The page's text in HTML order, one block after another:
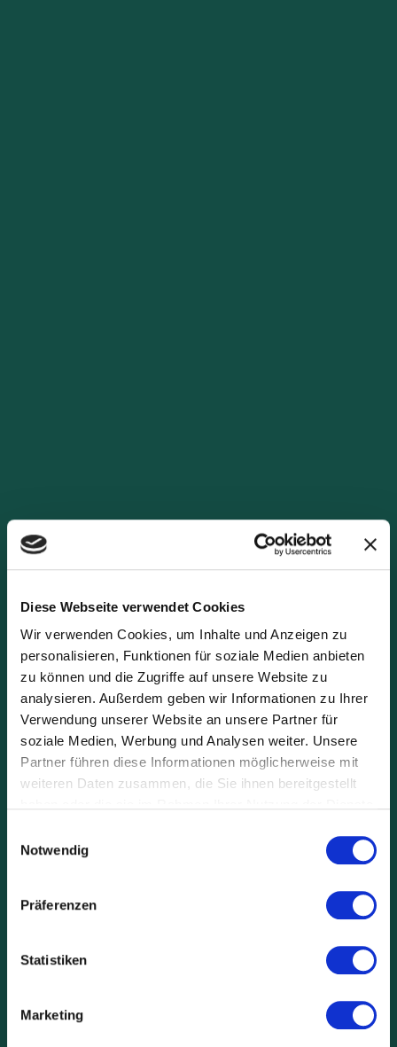
Diese Webseite verwendet Cookies
Wir verwenden Cookies, um Inhalte und Anzeigen zu
personalisieren, Funktionen für soziale Medien anbieten
zu können und die Zugriffe auf unsere Website zu
analysieren. Außerdem geben wir Informationen zu Ihrer
Verwendung unserer Website an unsere Partner für
soziale Medien, Werbung und Analysen weiter. Unsere
Partner führen diese Informationen möglicherweise mit
weiteren Daten zusammen, die Sie ihnen bereitgestellt
Notwendig
Präferenzen
Statistiken
Marketing
Zusatzerlöse mit
Ihrem Elektrofahrzeug